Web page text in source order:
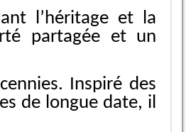
l’héritage et la
partagée et un
Inspiré des
de longue date, il